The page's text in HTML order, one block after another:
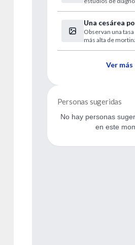
Una cesárea
aumentar las
probabilidades
embarazo
Observan una
más alta de
investigadores.
Ver más
Personas sugeridas
No hay personas
en este